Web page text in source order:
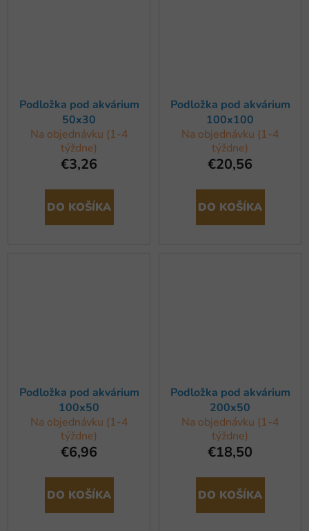
Podložka pod akvárium
50x30
Na objednávku (1-4
týždne)
€3,26
DO KOŠÍKA
Podložka pod akvárium
100x100
Na objednávku (1-4
týždne)
€20,56
DO KOŠÍKA
Podložka pod akvárium
100x50
Na objednávku (1-4
týždne)
€6,96
DO KOŠÍKA
Podložka pod akvárium
200x50
Na objednávku (1-4
týždne)
€18,50
DO KOŠÍKA